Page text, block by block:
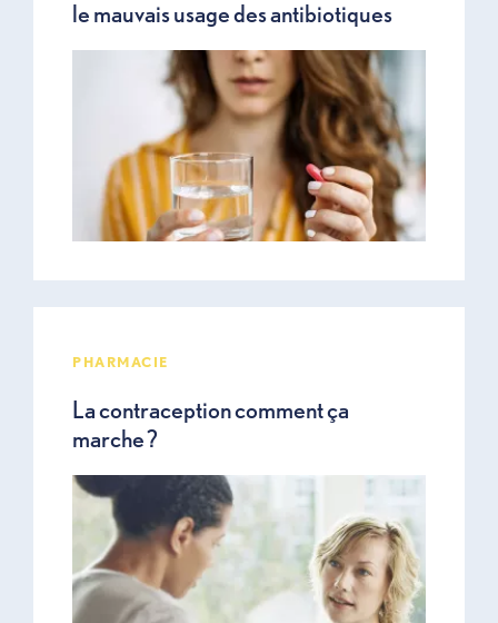
le mauvais usage des antibiotiques
PHARMACIE
La contraception comment ça
marche ?